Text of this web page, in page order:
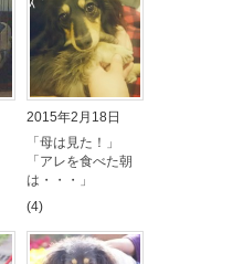
2015年2月18日
「母は見た！」
「アレを食べた朝
は・・・」
(4)